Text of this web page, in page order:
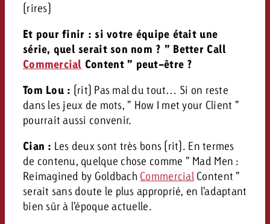
(rires)
Et pour finir : si votre équipe était une
série, quel serait son nom ? ” Better Call
Commercial Content ” peut-être ?
Tom Lou : (rit) Pas mal du tout… Si on reste
dans les jeux de mots, ” How I met your Client ”
pourrait aussi convenir.
Cian : Les deux sont très bons (rit). En termes
de contenu, quelque chose comme ” Mad Men :
Reimagined by Goldbach Commercial Content ”
serait sans doute le plus approprié, en l’adaptant
bien sûr à l’époque actuelle.